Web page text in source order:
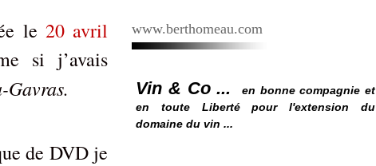
le 20 avril
si j’avais
Gavras.
de DVD je
www.berthomeau.com
Vin & Co ...
en bonne compagnie et
en toute Liberté pour l'extension du
domaine du vin ...